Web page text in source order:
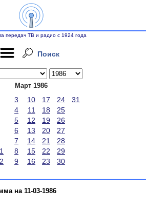
передач ТВ и радио с 1924 года
Поиск
Март 1986
3 10 17 24
31
4 11 18
25
5 12 19
26
6 13 20
27
7 14 21
28
1 8 15 22
29
2 9 16 23 30
на 11-03-1986